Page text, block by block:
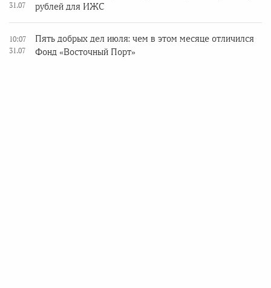
31.07
рублей для ИЖС
10:07
31.07
Пять добрых дел июля: чем в этом месяце отличился
Фонд «Восточный Порт»